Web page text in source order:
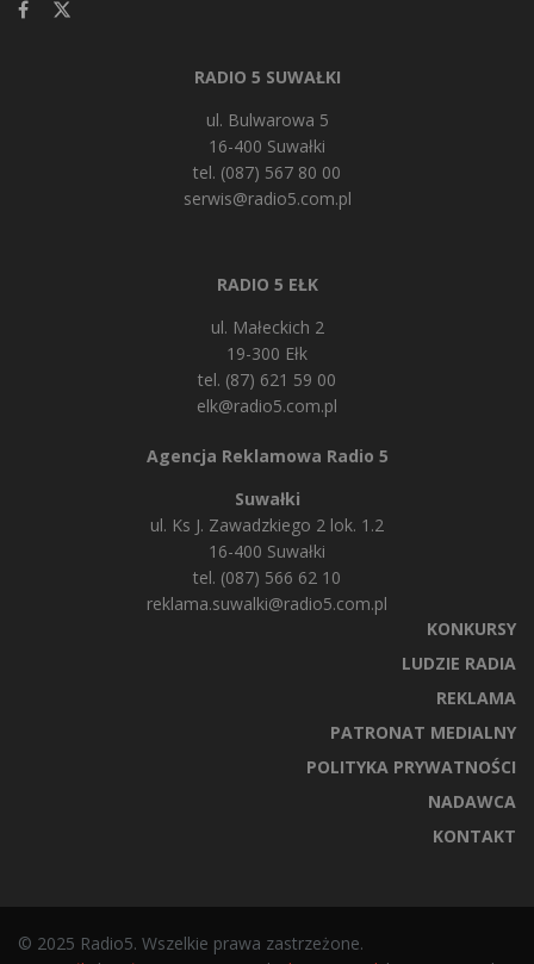
RADIO 5 SUWAŁKI
ul. Bulwarowa 5
16-400 Suwałki
tel. (087) 567 80 00
serwis@radio5.com.pl
RADIO 5 EŁK
ul. Małeckich 2
19-300 Ełk
tel. (87) 621 59 00
elk@radio5.com.pl
Agencja Reklamowa Radio 5
Suwałki
ul. Ks J. Zawadzkiego 2 lok. 1.2
16-400 Suwałki
tel. (087) 566 62 10
reklama.suwalki@radio5.com.pl
KONKURSY
LUDZIE RADIA
REKLAMA
PATRONAT MEDIALNY
POLITYKA PRYWATNOŚCI
NADAWCA
KONTAKT
© 2025 Radio5. Wszelkie prawa zastrzeżone.